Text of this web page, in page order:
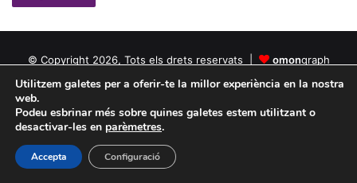
© Copyright 2026, Tots els drets reservats | omongraph
Política de privacitat
Política de cookies
Facebook
Twitter
Utilitzem galetes per a oferir-te la millor experiència en la nostra
web.
Podeu esbrinar més sobre quines galetes estem utilitzant o
desactivar-les en parèmetres.
Accepta Configuració